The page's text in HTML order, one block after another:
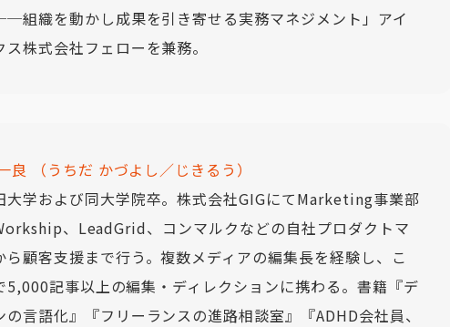
組織を動かし成果を引き寄せる実務マネジメント」アイ
ス株式会社フェローを兼務。
良 （うちだ かづよし／じきるう）
大学および同大学院卒。株式会社GIGにてMarketing事業部
、LeadGrid、コンマルクなどの自社プロダクトマ
ら顧客支援まで行う。複数メディアの編集長を経験し、こ
5,000記事以上の編集・ディレクションに携わる。書籍『デ
の言語化』『フリーランスの進路相談室』『ADHD会社員、